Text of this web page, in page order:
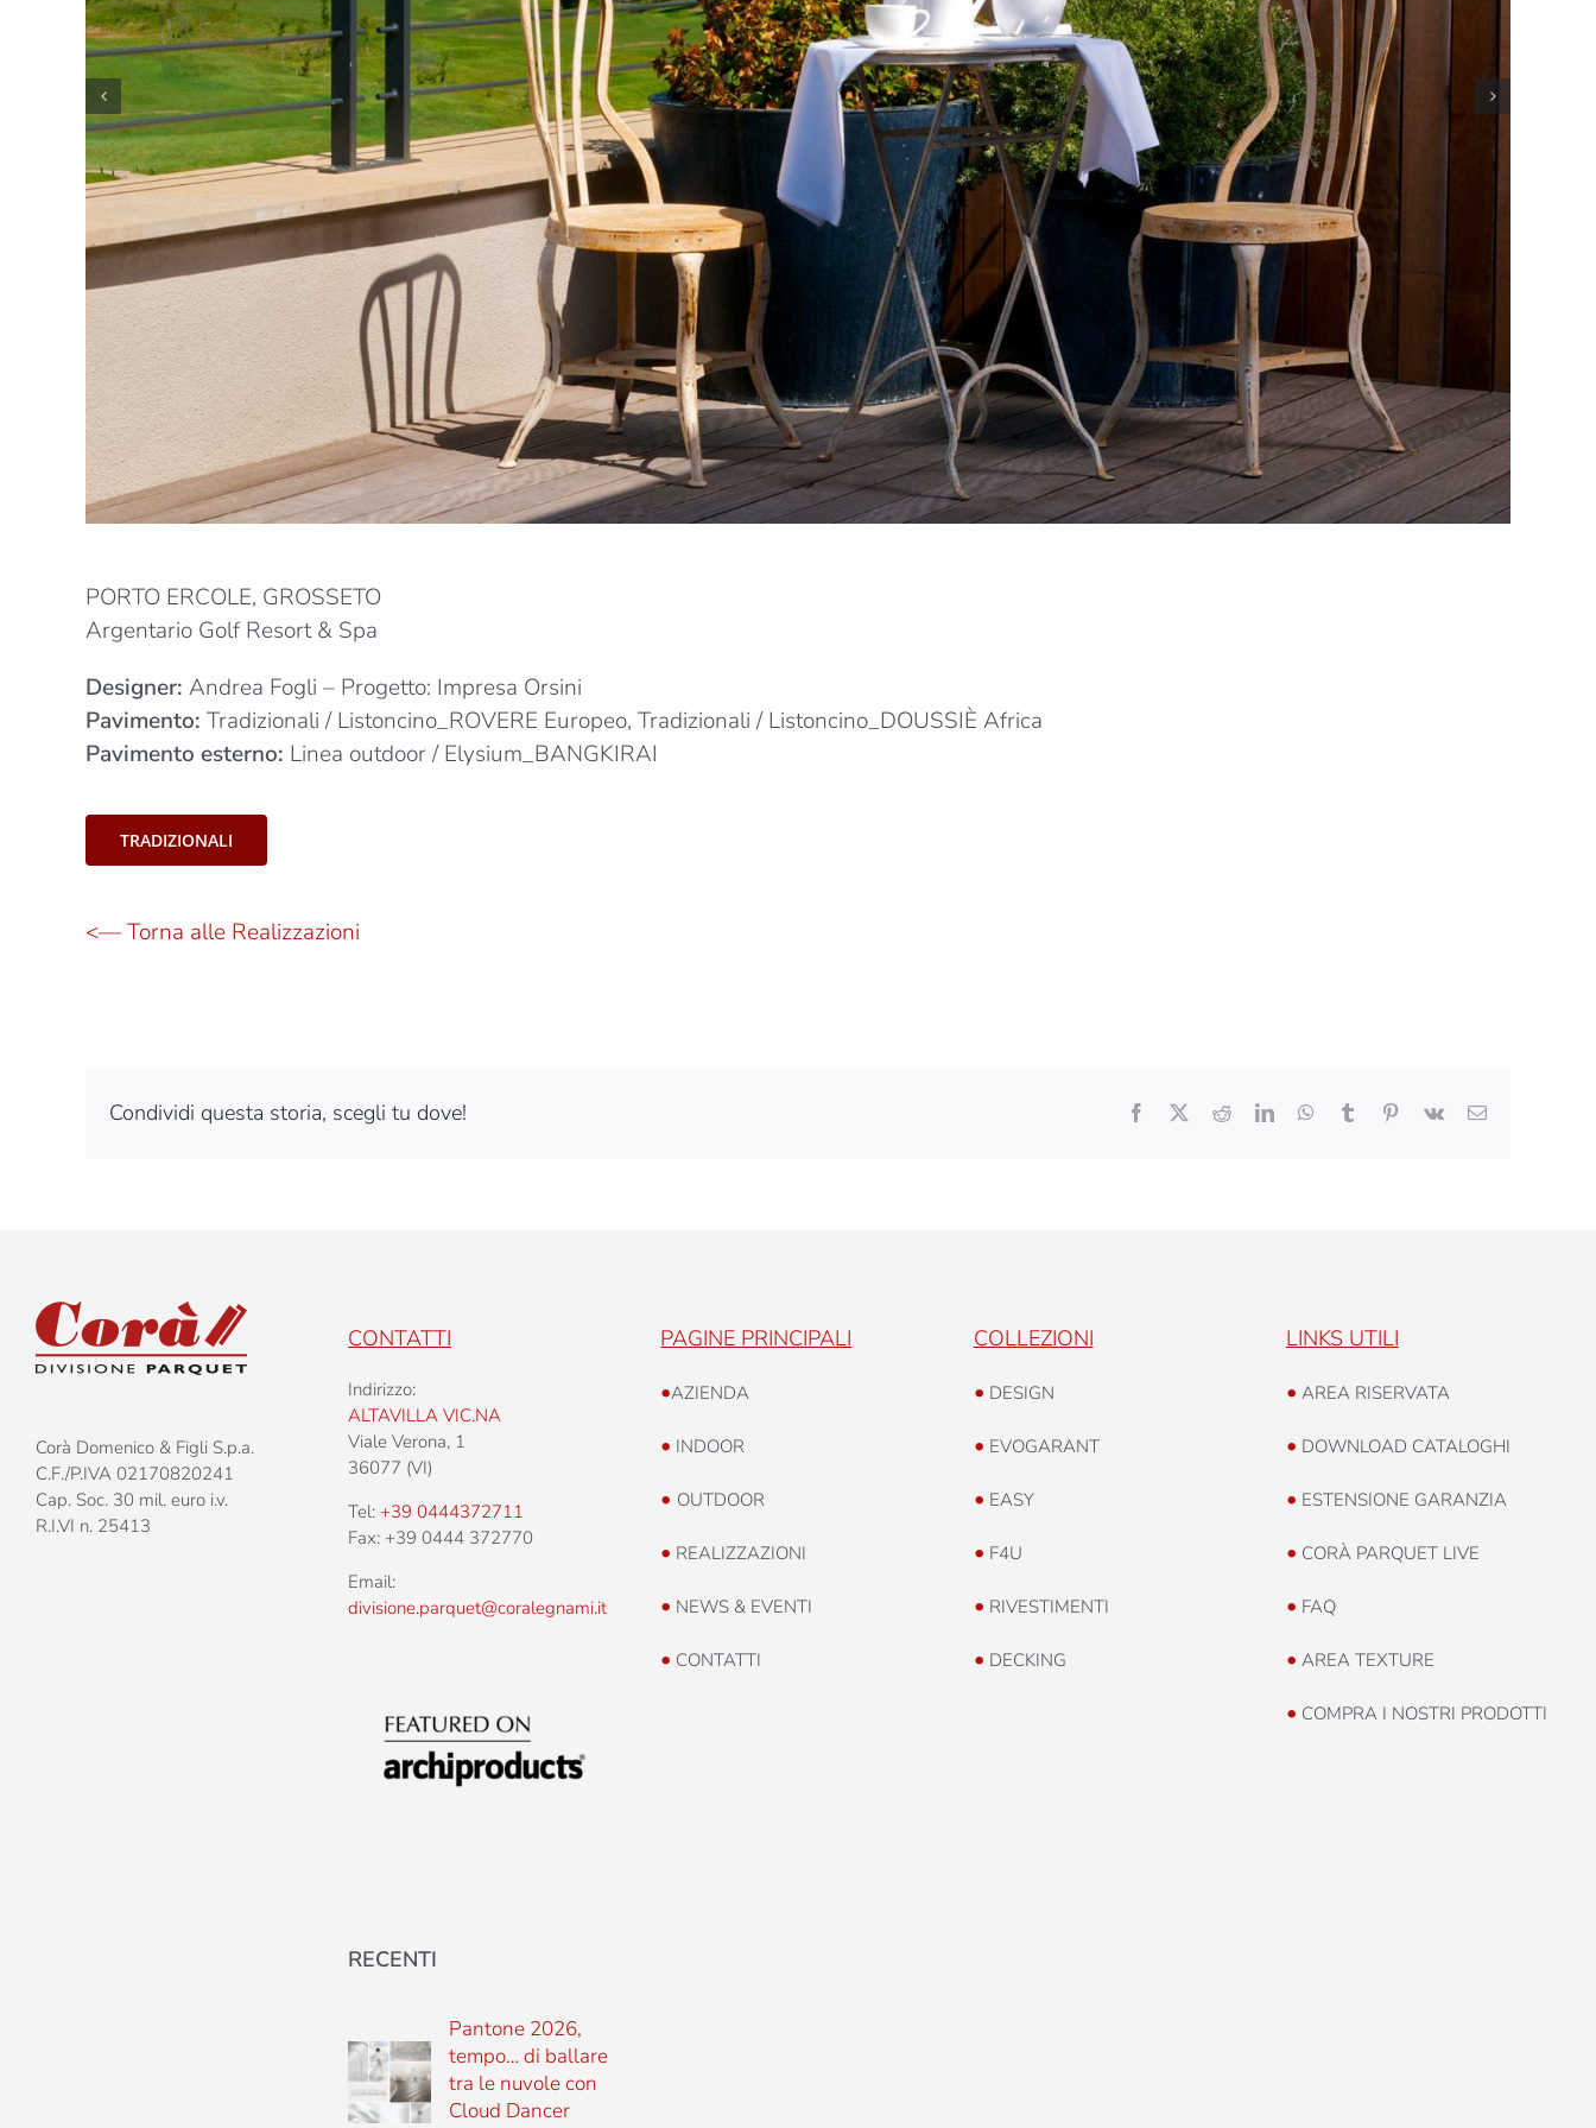
PORTO ERCOLE, GROSSETO
Argentario Golf Resort & Spa
Designer: Andrea Fogli – Progetto: Impresa Orsini
Pavimento: Tradizionali / Listoncino_ROVERE Europeo, Tradizionali / Listoncino_DOUSSIÈ Africa
Pavimento esterno: Linea outdoor / Elysium_BANGKIRAI
TRADIZIONALI
<— Torna alle Realizzazioni
Condividi questa storia, scegli tu dove! Facebook RedditLinkedInWhatsApp
Tumblr Pinterest
Vk Email
Corà Domenico & Figli S.p.a.
C.F./P.IVA 02170820241
Cap. Soc. 30 mil. euro i.v.
R.I.VI n. 25413
CONTATTI
Indirizzo:
ALTAVILLA VIC.NA
Viale Verona, 1
36077 (VI)
Tel:+39 0444372711
Fax: +39 0444 372770
Email:
divisione.parquet@coralegnami.it
RECENTI
Pantone 2026,
tempo… di ballare
tra le nuvole con
Cloud Dancer
PAGINE PRINCIPALI
•AZIENDA
• INDOOR
• OUTDOOR
• REALIZZAZIONI
• NEWS & EVENTI
• CONTATTI
COLLEZIONI
• DESIGN
• EVOGARANT
• EASY
• F4U
• RIVESTIMENTI
• DECKING
LINKS UTILI
• AREA RISERVATA
• DOWNLOAD CATALOGHI
• ESTENSIONE GARANZIA
• CORÀ PARQUET LIVE
• FAQ
• AREA TEXTURE
• COMPRA I NOSTRI PRODOTTI